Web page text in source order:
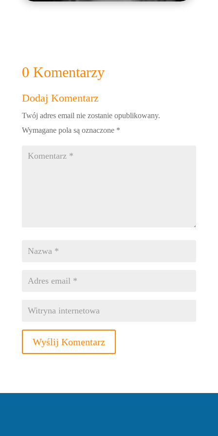
0 Komentarzy
Dodaj Komentarz
Twój adres email nie zostanie opublikowany.
Wymagane pola są oznaczone *
Wyślij Komentarz